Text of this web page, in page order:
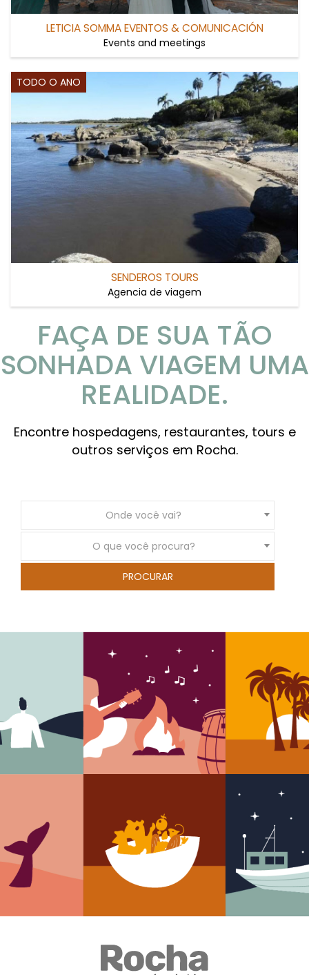
LETICIA SOMMA EVENTOS & COMUNICACIÓN
Events and meetings
TODO O ANO
SENDEROS TOURS
Agencia de viagem
FAÇA DE SUA TÃO
SONHADA VIAGEM UMA
REALIDADE.
Encontre hospedagens, restaurantes, tours e
outros serviços em Rocha.
Onde você vai?
O que você procura?